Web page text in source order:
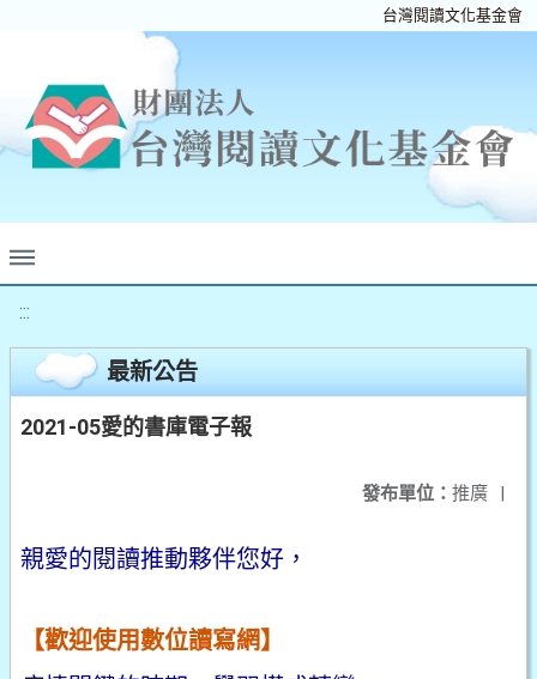
台灣閱讀文化基金會
:::
最新公告
2021-05愛的書庫電子報
發布單位： 推廣 |
親愛的閱讀推動夥伴您好，
【歡迎使用數位讀寫網】